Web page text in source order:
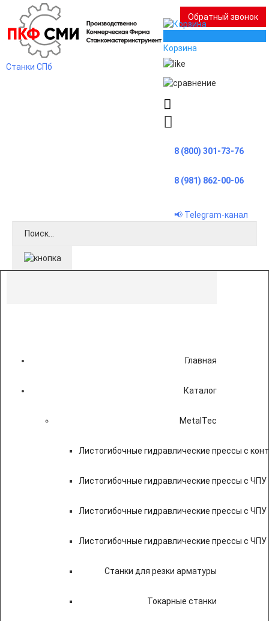
Станки СПб
Обратный звонок
Корзина
8 (800) 301-73-76
8 (981) 862-00-06
📢 Telegram-канал
Главная
Каталог
MetalTec
Листогибочные гидравлические прессы с
Листогибочные гидравлические прессы с
Листогибочные гидравлические прессы с ЧПУ
Листогибочные гидравлические прессы с
Станки для резки арматуры
Токарные станки